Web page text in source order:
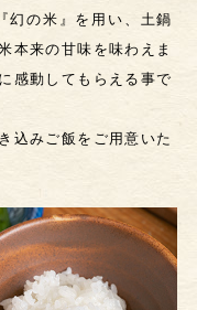
幻の米』を用い、土鍋
本来の甘味を味わえま
感動してもらえる事で
込みご飯をご用意いた